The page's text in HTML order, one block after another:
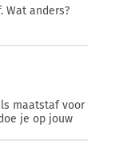
Wat anders?
maatstaf voor
je op jouw